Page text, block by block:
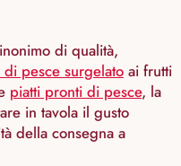
di qualità,
pesce surgelato ai frutti
piatti pronti di pesce, la
in tavola il gusto
della consegna a